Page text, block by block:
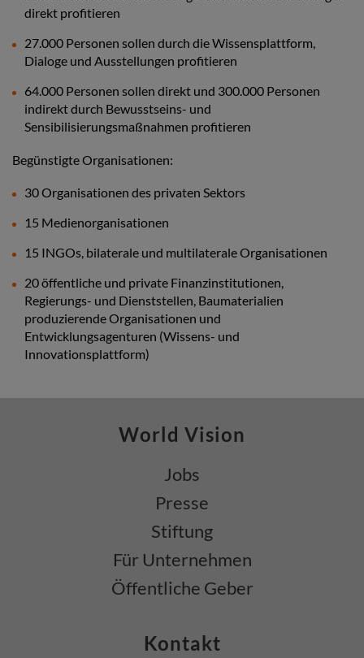
direkt profitieren
27.000 Personen sollen durch die Wissensplattform,
Dialoge und Ausstellungen profitieren
64.000 Personen sollen direkt und 300.000 Personen
indirekt durch Bewusstseins- und
Sensibilisierungsmaßnahmen profitieren
Begünstigte Organisationen:
30 Organisationen des privaten Sektors
15 Medienorganisationen
15 INGOs, bilaterale und multilaterale Organisationen
20 öffentliche und private Finanzinstitutionen,
Regierungs- und Dienststellen, Baumaterialien
produzierende Organisationen und
Entwicklungsagenturen (Wissens- und
Innovationsplattform)
World Vision
Jobs
Presse
Stiftung
Für Unternehmen
Öffentliche Geber
Kontakt